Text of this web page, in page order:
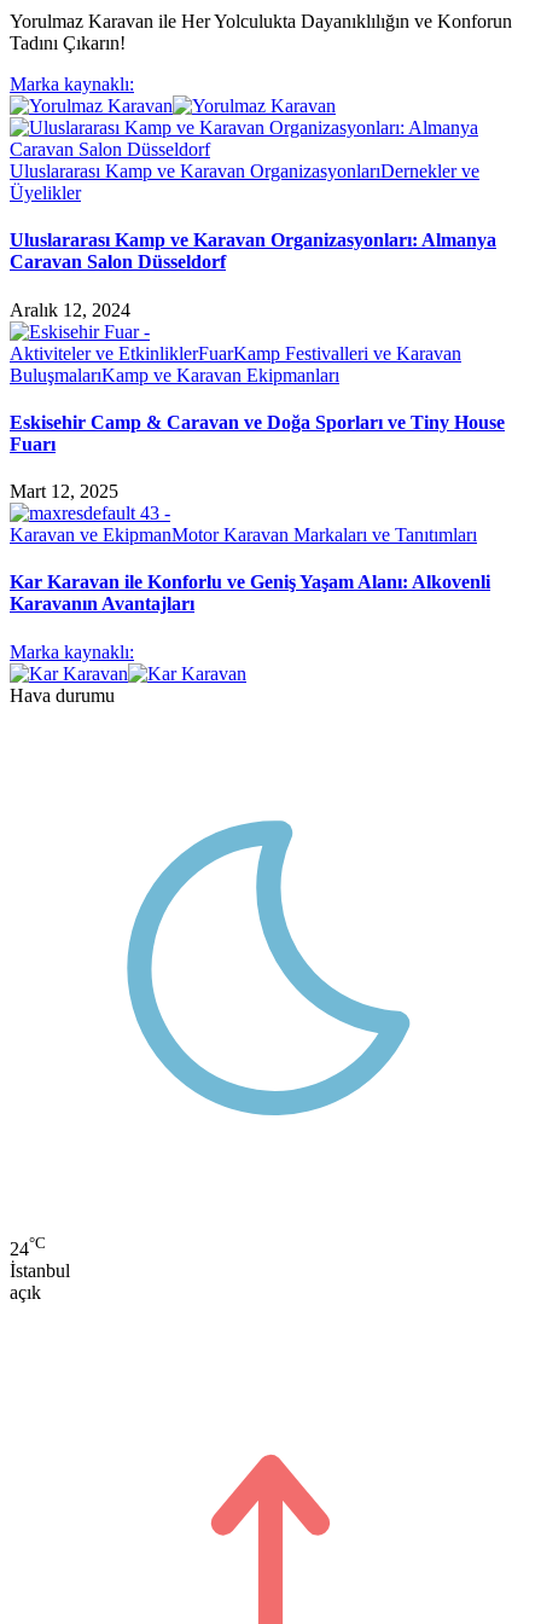
Yorulmaz Karavan ile Her Yolculukta Dayanıklılığın ve Konforun
Tadını Çıkarın!
Marka kaynaklı:
Uluslararası Kamp ve Karavan OrganizasyonlarıDernekler ve
Üyelikler
Uluslararası Kamp ve Karavan Organizasyonları: Almanya
Caravan Salon Düsseldorf
Aralık 12, 2024
Aktiviteler ve EtkinliklerFuarKamp Festivalleri ve Karavan
BuluşmalarıKamp ve Karavan Ekipmanları
Eskisehir Camp & Caravan ve Doğa Sporları ve Tiny House
Fuarı
Mart 12, 2025
Karavan ve EkipmanMotor Karavan Markaları ve Tanıtımları
Kar Karavan ile Konforlu ve Geniş Yaşam Alanı: Alkovenli
Karavanın Avantajları
Marka kaynaklı:
Hava durumu
24°C
İstanbul
açık